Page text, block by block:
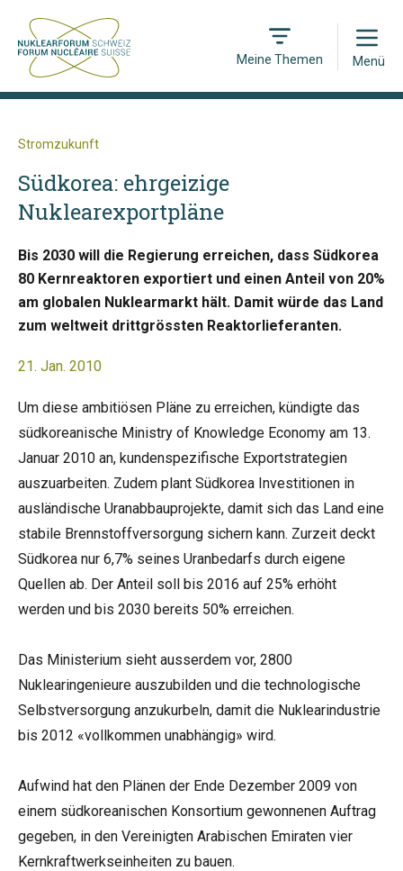
Meine Themen
Open
Menü
Stromzukunft
Südkorea: ehrgeizige
Nuklearexportpläne
Bis 2030 will die Regierung erreichen, dass Südkorea
80 Kernreaktoren exportiert und einen Anteil von 20%
am globalen Nuklearmarkt hält. Damit würde das Land
zum weltweit drittgrössten Reaktorlieferanten.
21. Jan. 2010
Um diese ambitiösen Pläne zu erreichen, kündigte das
südkoreanische Ministry of Knowledge Economy am 13.
Januar 2010 an, kundenspezifische Exportstrategien
auszuarbeiten. Zudem plant Südkorea Investitionen in
ausländische Uranabbauprojekte, damit sich das Land eine
stabile Brennstoffversorgung sichern kann. Zurzeit deckt
Südkorea nur 6,7% seines Uranbedarfs durch eigene
Quellen ab. Der Anteil soll bis 2016 auf 25% erhöht
werden und bis 2030 bereits 50% erreichen.
Das Ministerium sieht ausserdem vor, 2800
Nuklearingenieure auszubilden und die technologische
Selbstversorgung anzukurbeln, damit die Nuklearindustrie
bis 2012 «vollkommen unabhängig» wird.
Aufwind hat den Plänen der Ende Dezember 2009 von
einem südkoreanischen Konsortium gewonnenen Auftrag
gegeben, in den Vereinigten Arabischen Emiraten vier
Kernkraftwerkseinheiten zu bauen.